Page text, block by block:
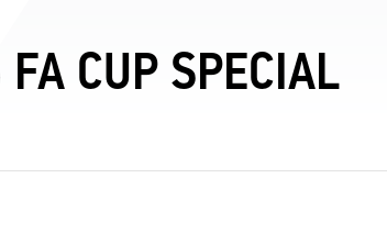
CUP SPECIAL